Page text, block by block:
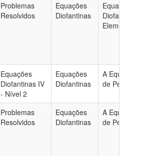
Problemas
Resolvidos
Equações
Diofantinas
Equações
Diofantinas
Elementares
Equações
Diofantinas IV
- Nível 2
Equações
Diofantinas
A Equação
de Pell
Problemas
Resolvidos
Equações
Diofantinas
A Equação
de Pell